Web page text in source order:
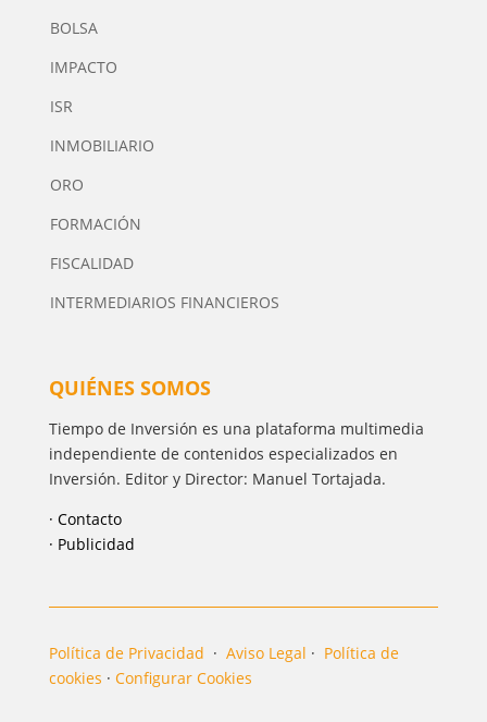
BOLSA
IMPACTO
ISR
INMOBILIARIO
ORO
FORMACIÓN
FISCALIDAD
INTERMEDIARIOS FINANCIEROS
QUIÉNES SOMOS
Tiempo de Inversión es una plataforma multimedia
independiente de contenidos especializados en
Inversión. Editor y Director: Manuel Tortajada.
· Contacto
· Publicidad
Política de Privacidad · Aviso Legal · Política de
cookies · Configurar Cookies